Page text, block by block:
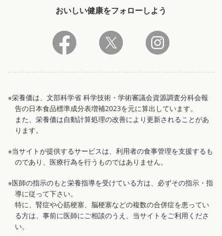
おいしい健康をフォローしよう
※栄養価は、文部科学省 科学技術・学術審議会資源調査分科会報
告の日本食品標準成分表増補2023を元に算出しています。
また、栄養価は自動計算処理の改善により更新されることがあ
ります。
※当サイトが提供するサービスは、利用者の食事管理を支援するも
のであり、医療行為を行うものではありません。
※医師の指示のもと栄養指導を受けている方は、必ずその指示・指
導に従って下さい。
特に、腎症や心筋梗塞、脳梗塞などの複数の合併症を患ってい
る方は、事前に医師にご相談のうえ、当サイトをご利用くださ
い。